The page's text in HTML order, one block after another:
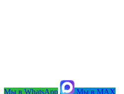
Мы в WhatsApp Мы в MAX